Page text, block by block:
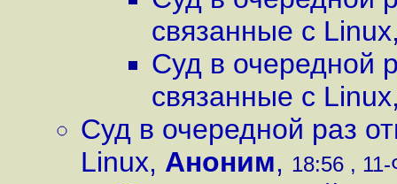
связанные с Linux
Суд в очередной
связанные с Linux
Суд в очередной раз
Linux, Аноним, 18:56 ,